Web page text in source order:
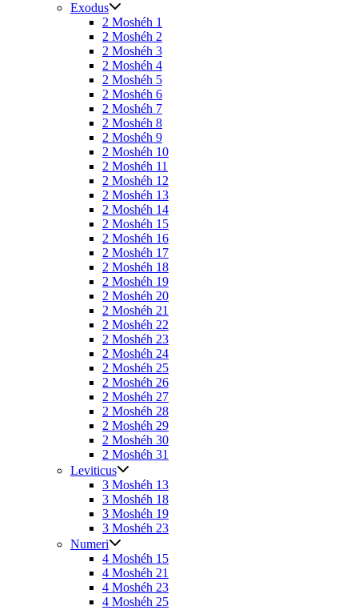
Exodus
2 Moshéh 1
2 Moshéh 2
2 Moshéh 3
2 Moshéh 4
2 Moshéh 5
2 Moshéh 6
2 Moshéh 7
2 Moshéh 8
2 Moshéh 9
2 Moshéh 10
2 Moshéh 11
2 Moshéh 12
2 Moshéh 13
2 Moshéh 14
2 Moshéh 15
2 Moshéh 16
2 Moshéh 17
2 Moshéh 18
2 Moshéh 19
2 Moshéh 20
2 Moshéh 21
2 Moshéh 22
2 Moshéh 23
2 Moshéh 24
2 Moshéh 25
2 Moshéh 26
2 Moshéh 27
2 Moshéh 28
2 Moshéh 29
2 Moshéh 30
2 Moshéh 31
Leviticus
3 Moshéh 13
3 Moshéh 18
3 Moshéh 19
3 Moshéh 23
Numeri
4 Moshéh 15
4 Moshéh 21
4 Moshéh 23
4 Moshéh 25